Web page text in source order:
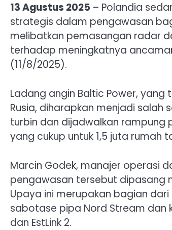
13 Agustus 2025 – Polandia
strategis dalam pengawasan
melibatkan pemasangan radar
terhadap meningkatnya
(11/8/2025).
Ladang angin Baltic Power,
Rusia, diharapkan menjadi salah
turbin dan dijadwalkan rampung
yang cukup untuk 1,5 juta rumah
Marcin Godek, manajer operasi
pengawasan tersebut dipasang
Upaya ini merupakan bagian
sabotase pipa Nord Stream dan
dan EstLink 2.